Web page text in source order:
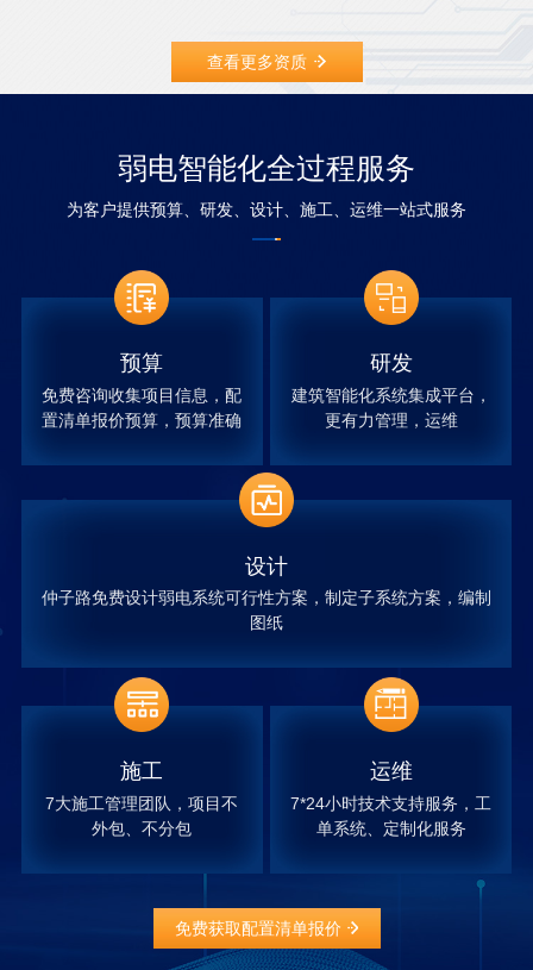
查看更多资质
弱电智能化全过程服务
为客户提供预算、研发、设计、施工、运维一站式服务
预算
免费咨询收集项目信息，配
置清单报价预算，预算准确
研发
建筑智能化系统集成平台，
更有力管理，运维
施工
7大施工管理团队，项目不
外包、不分包
运维
7*24小时技术支持服务，工
单系统、定制化服务
设计
仲子路免费设计弱电系统可行性方案，制定子系统方案，编制
图纸
免费获取配置清单报价